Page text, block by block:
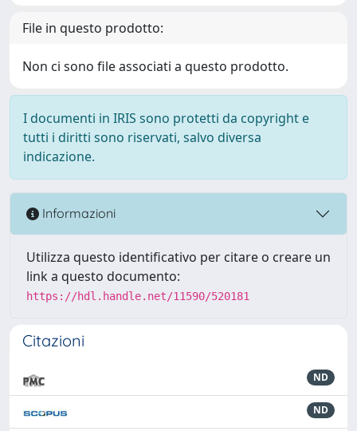
File in questo prodotto:
Non ci sono file associati a questo prodotto.
I documenti in IRIS sono protetti da copyright e
tutti i diritti sono riservati, salvo diversa
indicazione.
Informazioni
Utilizza questo identificativo per citare o creare un
link a questo documento:
https://hdl.handle.net/11590/520181
Citazioni
ND
ND